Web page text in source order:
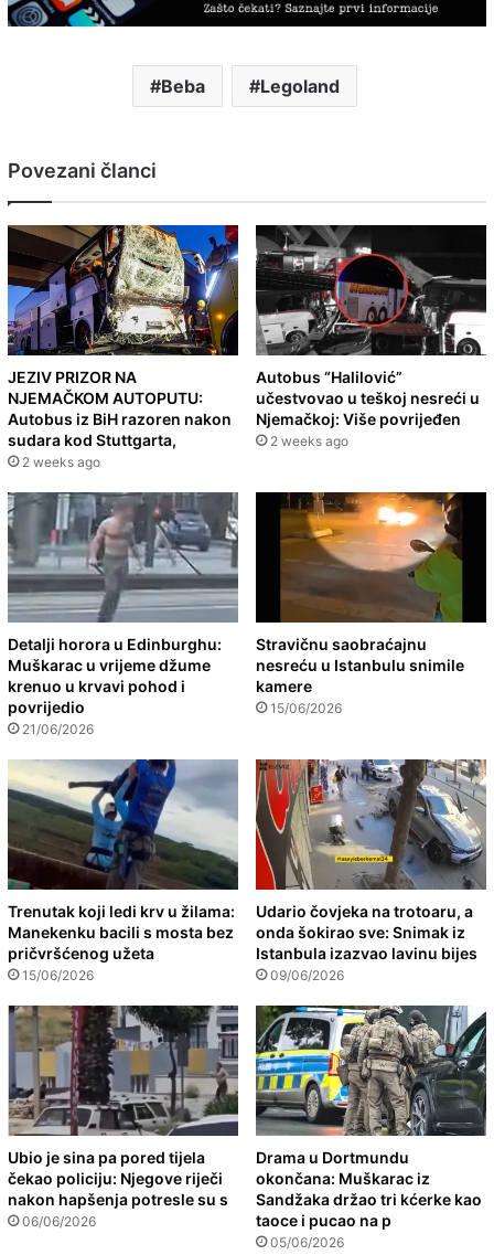
Beba Legoland
Povezani članci
JEZIV PRIZOR NA
NJEMAČKOM AUTOPUTU:
Autobus iz BiH razoren nakon
sudara kod Stuttgarta,
2 weeks ago
Autobus “Halilović”
učestvovao u teškoj nesreći u
Njemačkoj: Više povrijeđen
2 weeks ago
Detalji horora u Edinburghu:
Muškarac u vrijeme džume
krenuo u krvavi pohod i
povrijedio
21/06/2026
Stravičnu saobraćajnu
nesreću u Istanbulu snimile
kamere
15/06/2026
Trenutak koji ledi krv u žilama:
Manekenku bacili s mosta bez
pričvršćenog užeta
15/06/2026
Udario čovjeka na trotoaru, a
onda šokirao sve: Snimak iz
Istanbula izazvao lavinu bijes
09/06/2026
Ubio je sina pa pored tijela
čekao policiju: Njegove riječi
nakon hapšenja potresle su s
06/06/2026
Drama u Dortmundu
okončana: Muškarac iz
Sandžaka držao tri kćerke kao
taoce i pucao na p
05/06/2026